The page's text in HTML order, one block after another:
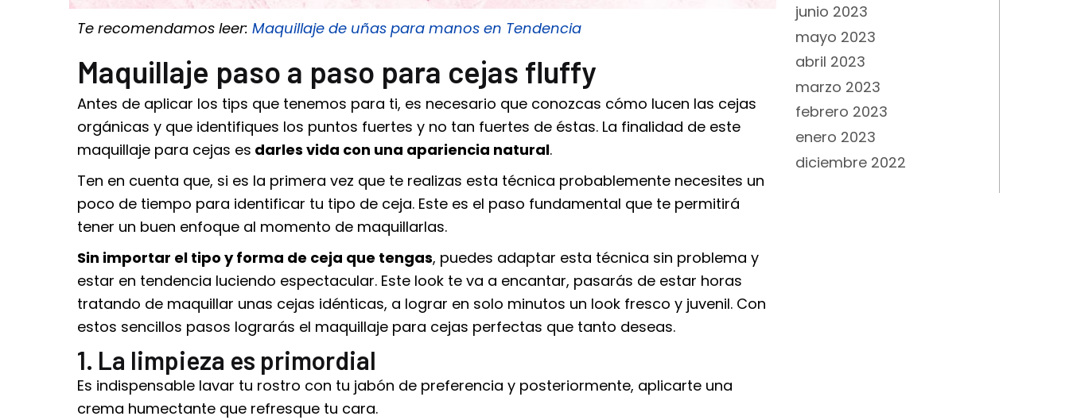
Te recomendamos leer: Maquillaje de uñas para manos en Tendencia
Maquillaje paso a paso para cejas fluffy
Antes de aplicar los tips que tenemos para ti, es necesario que conozcas cómo lucen las cejas
orgánicas y que identifiques los puntos fuertes y no tan fuertes de éstas. La finalidad de este
maquillaje para cejas es darles vida con una apariencia natural.
Ten en cuenta que, si es la primera vez que te realizas esta técnica probablemente necesites un
poco de tiempo para identificar tu tipo de ceja. Este es el paso fundamental que te permitirá
tener un buen enfoque al momento de maquillarlas.
Sin importar el tipo y forma de ceja que tengas, puedes adaptar esta técnica sin problema y
estar en tendencia luciendo espectacular. Este look te va a encantar, pasarás de estar horas
tratando de maquillar unas cejas idénticas, a lograr en solo minutos un look fresco y juvenil. Con
estos sencillos pasos lograrás el maquillaje para cejas perfectas que tanto deseas.
1. La limpieza es primordial
Es indispensable lavar tu rostro con tu jabón de preferencia y posteriormente, aplicarte una
crema humectante que refresque tu cara.
junio 2023
mayo 2023
abril 2023
marzo 2023
febrero 2023
enero 2023
diciembre 2022